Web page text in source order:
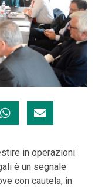
in operazioni
è un segnale
con cautela, in